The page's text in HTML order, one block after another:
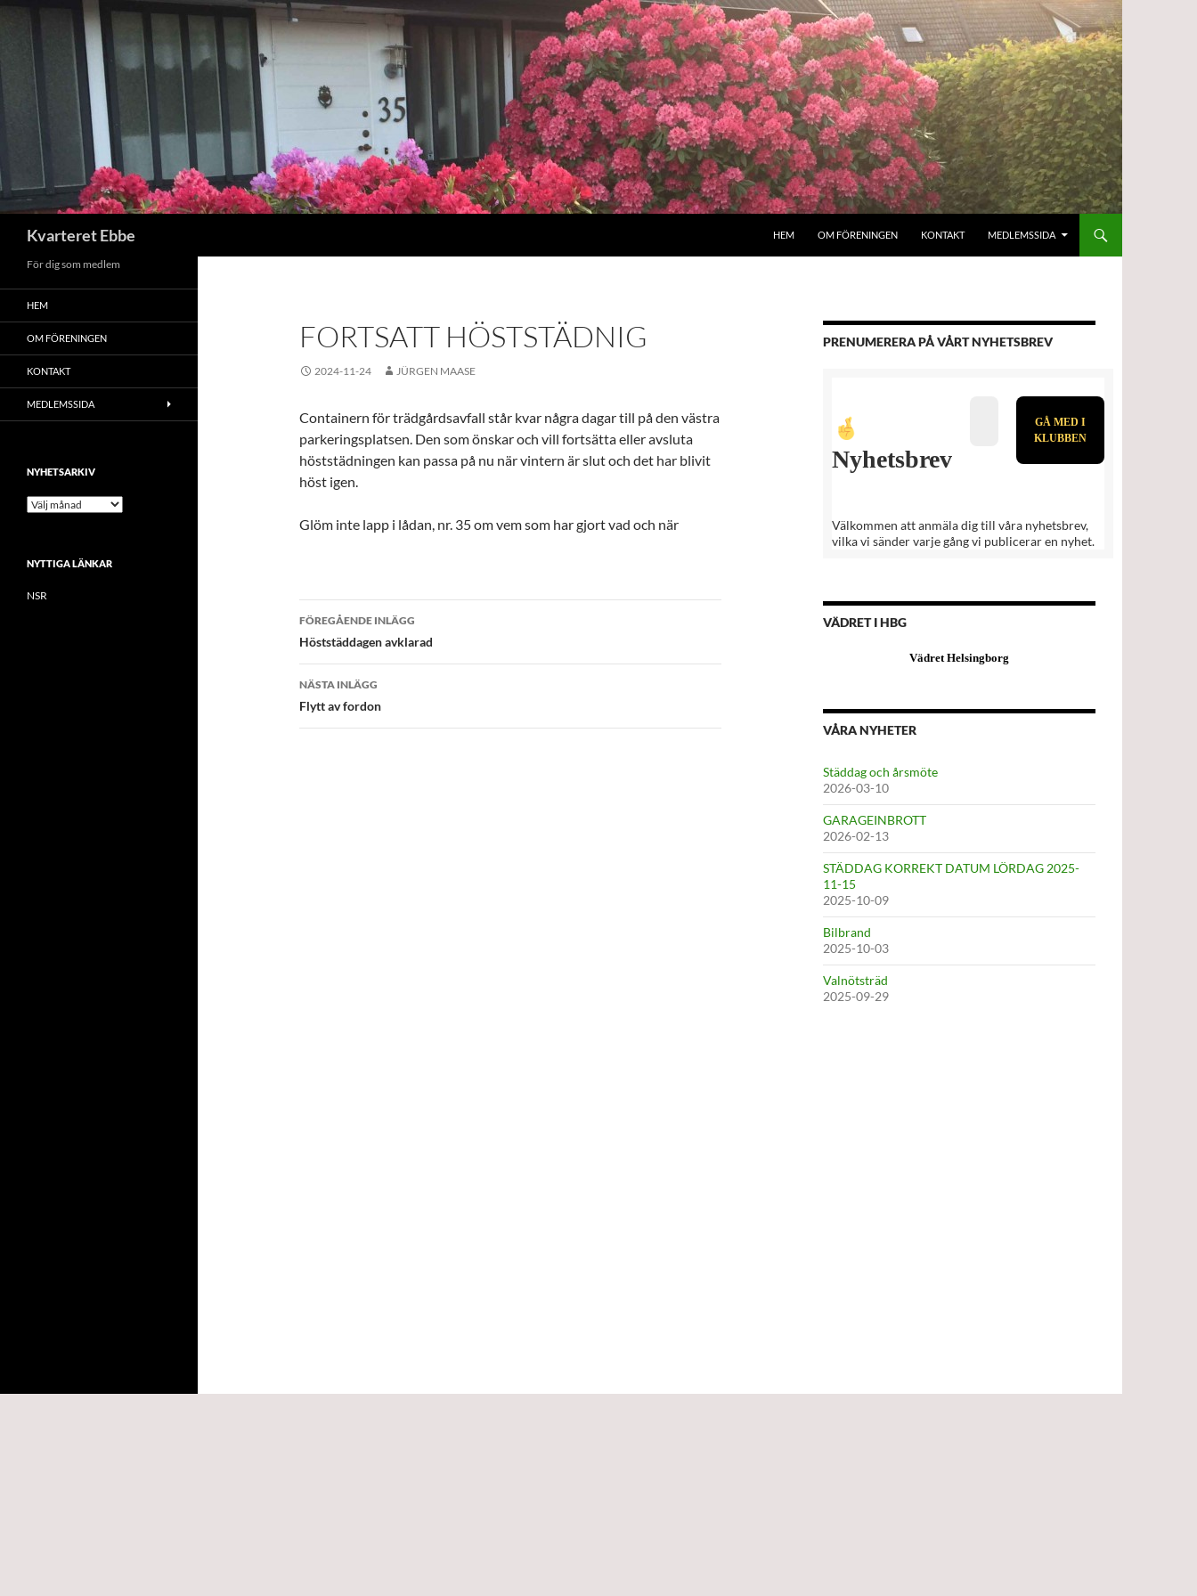
Hoppa
innehåll
Kvarteret Ebbe HEM OM FÖRENINGEN KONTAKT MEDLEMSSIDA
FORTSATT HÖSTSTÄDNIG
2024-11-24 JÜRGEN MAASE
Containern för trädgårdsavfall står kvar några dagar till på den västra
parkeringsplatsen. Den som önskar och vill fortsätta eller avsluta
höststädningen kan passa på nu när vintern är slut och det har blivit
höst igen.
Glöm inte lapp i lådan, nr. 35 om vem som har gjort vad och när
Inläggsnavigering
FÖREGÅENDE INLÄGG
Höststäddagen avklarad
NÄSTA INLÄGG
Flytt av fordon
PRENUMERERA PÅ VÅRT NYHETSBREV
Nyhetsbrev
Välkommen att anmäla dig till våra nyhetsbrev,
vilka vi sänder varje gång vi publicerar en nyhet.
VÄDRET I HBG
Vädret Helsingborg
VÅRA NYHETER
Städdag och årsmöte
2026-03-10
GARAGEINBROTT
2026-02-13
STÄDDAG KORREKT DATUM LÖRDAG 2025-
11-15
2025-10-09
Bilbrand
2025-10-03
Valnötsträd
2025-09-29
För dig som medlem
HEM
OM FÖRENINGEN
KONTAKT
MEDLEMSSIDA
NYHETSARKIV
N
t
a
NYTTIGA LÄNKAR
NSR